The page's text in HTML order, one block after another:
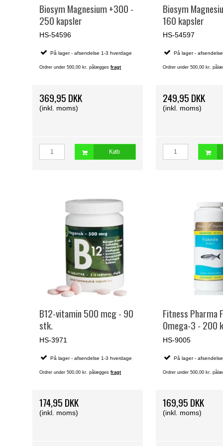
Biosym Magnesium +300 -
250 kapsler
HS-54596
På lager - afsendelse 1-3 hverdage
Ordrer under 500,00 kr. pålæggesfragt
369,95 DKK
(inkl. moms)
Køb
Biosym
160 kapsler
HS-54597
På lager -
Ordrer under 500,00 kr.
249,95 DKK
(inkl. moms)
B12-vitamin 500 mcg - 90
stk.
HS-3971
På lager - afsendelse 1-3 hverdage
Ordrer under 500,00 kr. pålæggesfragt
174,95 DKK
(inkl. moms)
Fitness Pharma
Omega-3 - 200
HS-9005
På lager -
Ordrer under 500,00 kr.
169,95 DKK
(inkl. moms)